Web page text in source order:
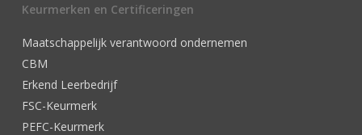
Keurmerken en Certificeringen
Maatschappelijk verantwoord ondernemen
CBM
Erkend Leerbedrijf
FSC-Keurmerk
PEFC-Keurmerk